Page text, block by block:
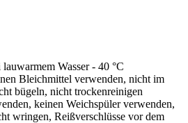
Wasser - 40 °C
Bleichmittel verwenden, nicht im
bügeln, nicht trockenreinigen
keinen Weichspüler verwenden,
wringen, Reißverschlüsse vor dem